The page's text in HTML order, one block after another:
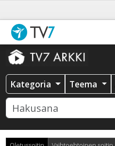
Kategoria Teema